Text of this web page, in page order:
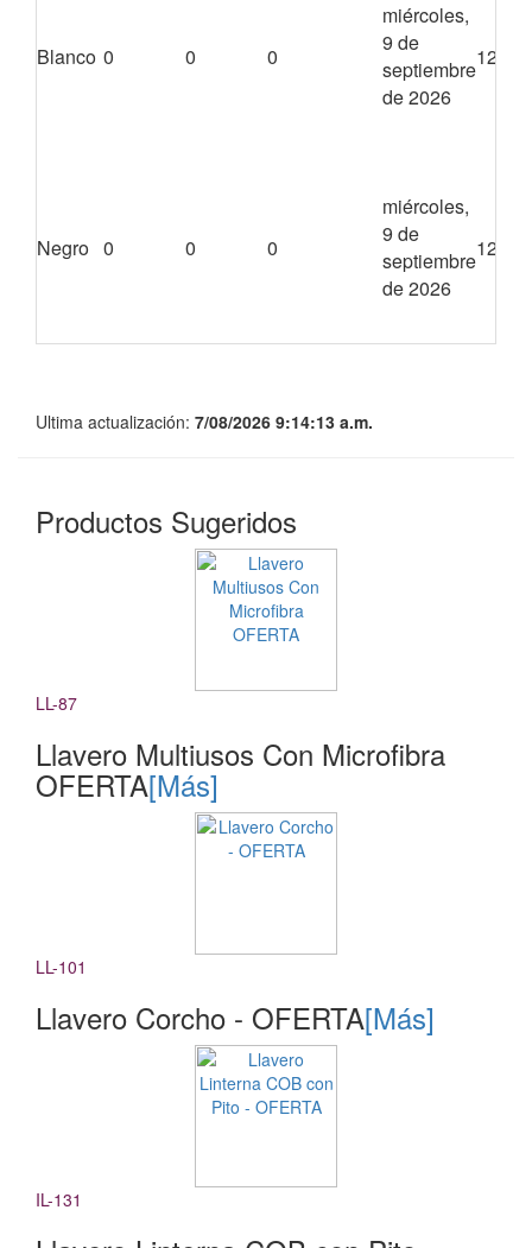
Blanco 0 0 0
miércoles,
9 de
septiembre
de 2026
1200
Negro 0 0 0
miércoles,
9 de
septiembre
de 2026
1200
Ultima actualización: 7/08/2026 9:14:13 a.m.
Productos Sugeridos
LL-87
Llavero Multiusos Con Microfibra
OFERTA[Más]
LL-101
Llavero Corcho - OFERTA[Más]
IL-131